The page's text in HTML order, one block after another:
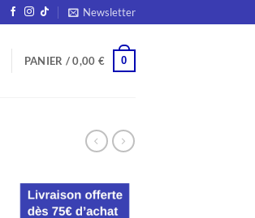
Newsletter
PANIER /0,00 € 0